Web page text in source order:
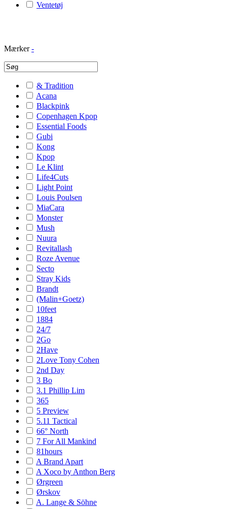
Ventetøj
Mærker -
& Tradition
Acana
Blackpink
Copenhagen Kpop
Essential Foods
Gubi
Kong
Kpop
Le Klint
Life4Cuts
Light Point
Louis Poulsen
MiaCara
Monster
Mush
Nuura
Revitallash
Roze Avenue
Secto
Stray Kids
Brandt
(Malin+Goetz)
10feet
1884
24/7
2Go
2Have
2Love Tony Cohen
2nd Day
3 Bo
3.1 Phillip Lim
365
5 Preview
5.11 Tactical
66° North
7 For All Mankind
81hours
A Brand Apart
A Xoco by Anthon Berg
Ørgreen
Ørskov
A. Lange & Söhne